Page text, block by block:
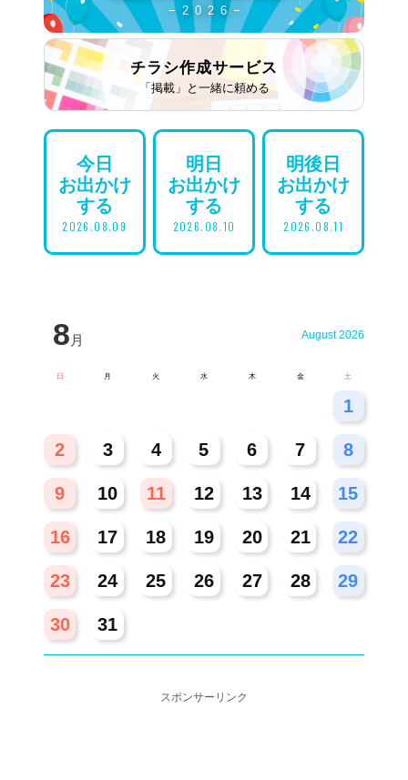
− 2 0 2 6 −
チラシ作成サービス
「掲載」と一緒に頼める
今日
お出かけ
する
2026.08.09
明日
お出かけ
する
2026.08.10
明後日
お出かけ
する
2026.08.11
8 月 August 2026
日 月 火 水 木 金 土
1
2 3 4 5 6 7 8
9 10 11 12 13 14 15
16 17 18 19 20 21 22
23 24 25 26 27 28 29
30 31
スポンサーリンク